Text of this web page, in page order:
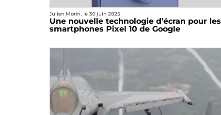
Julien Morin, le 30 juin 2025
Une nouvelle technologie d’écran pour les
smartphones Pixel 10 de Google